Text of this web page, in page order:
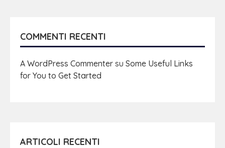
COMMENTI RECENTI
A WordPress Commenter su Some Useful Links
for You to Get Started
ARTICOLI RECENTI